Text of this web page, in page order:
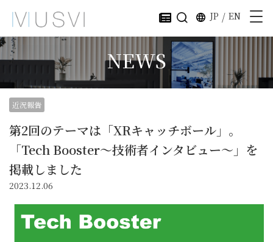
JP / EN
NEWS
近況報告
第2回のテーマは「XRキャッチボール」。
「Tech Booster～技術者インタビュー～」を
掲載しました
2023.12.06